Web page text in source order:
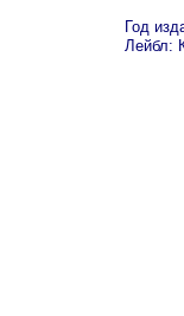
Год
Лейбл: